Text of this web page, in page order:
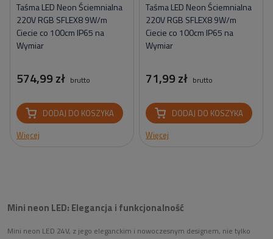
Taśma LED Neon Ściemnialna
220V RGB SFLEX8 9W/m
Ciecie co 100cm IP65 na
Wymiar
574,99 zł brutto
DODAJ DO KOSZYKA
Więcej
Taśma LED Neon Ściemnialna
220V RGB SFLEX8 9W/m
Ciecie co 100cm IP65 na
Wymiar
71,99 zł brutto
DODAJ DO KOSZYKA
Więcej
Mini neon LED: Elegancja i funkcjonalność
Mini neon LED 24V, z jego eleganckim i nowoczesnym designem, nie tylko